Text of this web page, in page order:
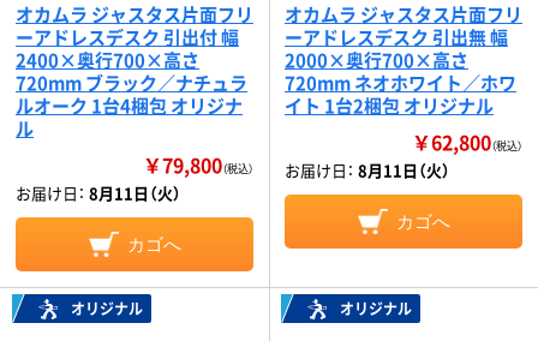
オカムラ ジャスタス片面フリ
ーアドレスデスク 引出付 幅
2400×奥行700×高さ
720mm ブラック／ナチュラ
ルオーク 1台4梱包 オリジナ
ル
￥79,800（税込）
お届け日： 8月11日（火）
カゴへ
オカムラ ジャスタス片面フリ
ーアドレスデスク 引出無 幅
2000×奥行700×高さ
720mm ネオホワイト／ホワ
イト 1台2梱包 オリジナル
￥62,800（税込）
お届け日： 8月11日（火）
カゴへ
オリジナル オリジナル